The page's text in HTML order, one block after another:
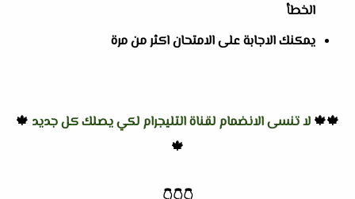
الخطأ
يمكنك الاجابة على الامتحان اكثر من مرة
🍁🍁 لا تنسى الانضمام لقناة التليجرام لكي يصلك كل جديد 🍁
🍁